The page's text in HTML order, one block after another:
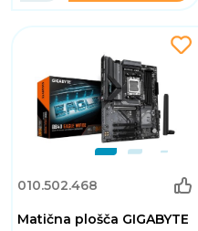
010.502.468
Matična plošča GIGABYTE